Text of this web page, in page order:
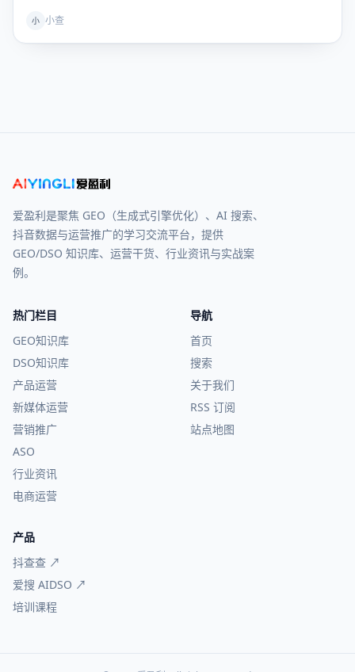
小 小查
爱盈利是聚焦 GEO（生成式引擎优化）、AI 搜索、
抖音数据与运营推广的学习交流平台，提供
GEO/DSO 知识库、运营干货、行业资讯与实战案
例。
热门栏目
GEO知识库
DSO知识库
产品运营
新媒体运营
营销推广
ASO
行业资讯
电商运营
导航
首页
搜索
关于我们
RSS 订阅
站点地图
产品
抖查查 ↗
爱搜 AIDSO ↗
培训课程